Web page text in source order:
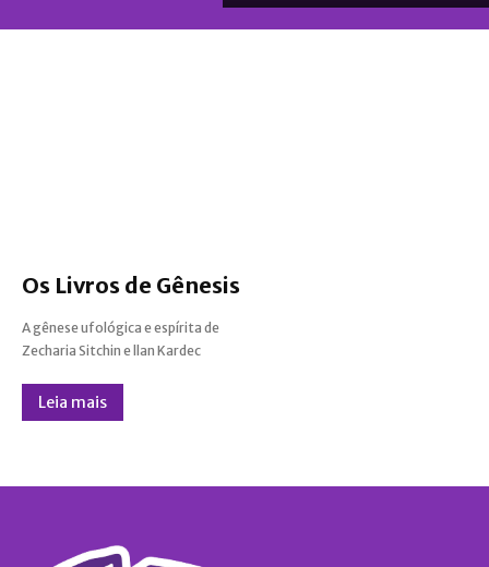
Os Livros de Gênesis
A gênese ufológica e espírita de
Zecharia Sitchin e llan Kardec
Leia mais